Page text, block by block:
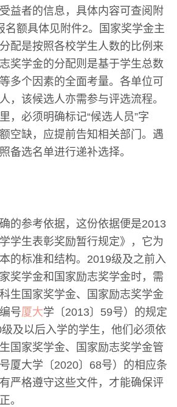
益者的信息，具体内容可查阅附
名额具体见附件2。国家奖学金主
配是按照各校学生人数的比例来
奖学金的分配则是基于学生总数
多个因素的全面考量。各单位可
，该候选人亦需参与评选流程。
，必须明确标记“候选人员”字
空缺，应提前告知相关部门。遇
备选名单进行递补选择。
的参考依据，这份依据便是2013
学生表彰奖励暂行规定》，它为
的标准和结构。2019级及之前入
奖学金和国家励志奖学金时，需
生国家奖学金、国家励志奖学金
号厦大学〔2013〕59号）的规定
及以后入学的学生，他们必须依
国家奖学金、国家励志奖学金管
厦大学〔2020〕68号）的相应条
严格遵守这些文件，才能确保评
。